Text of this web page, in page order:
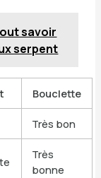
savoir
serpent
Bouclette
Très bon
Très
bonne